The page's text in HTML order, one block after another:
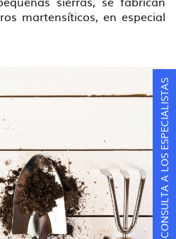
martensíticos, en especial
CONSULTA A LOS ESPECIALISTAS